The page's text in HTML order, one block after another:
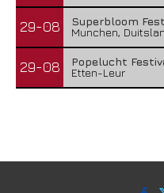
29-08
Superbloom
Munchen,
29-08
Popelucht
Etten-Leur